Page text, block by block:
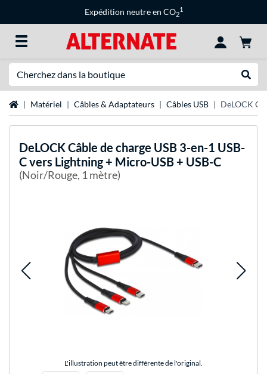
Expédition neutre en CO2
1
Page d'accueil
Matériel Câbles & Adaptateurs Câbles USB DeLOCK
DeLOCKCâble de charge USB 3-en-1 USB-
C vers Lightning + Micro-USB + USB-C
(Noir/Rouge, 1 mètre)
L'illustration peut être différente de l'original.